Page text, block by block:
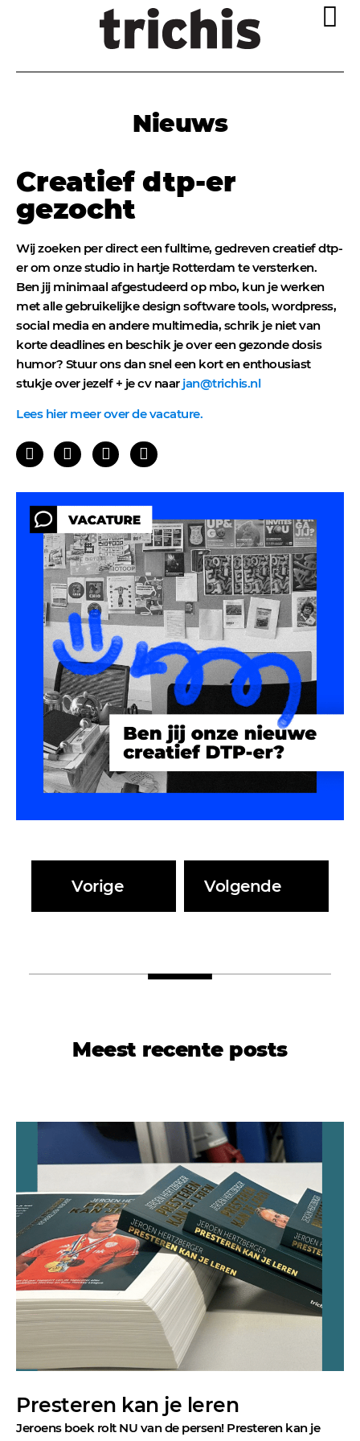
Nieuws
Creatief dtp-er
gezocht
Wij zoeken per direct een fulltime, gedreven creatief dtp-
er om onze studio in hartje Rotterdam te versterken.
Ben jij minimaal afgestudeerd op mbo, kun je werken
met alle gebruikelijke design software tools, wordpress,
social media en andere multimedia, schrik je niet van
korte deadlines en beschik je over een gezonde dosis
humor? Stuur ons dan snel een kort en enthousiast
stukje over jezelf + je cv naar jan@trichis.nl
Lees hier meer over de vacature.
Vorige Volgende
Meest recente posts
Presteren kan je leren
Jeroens boek rolt NU van de persen! Presteren kan je